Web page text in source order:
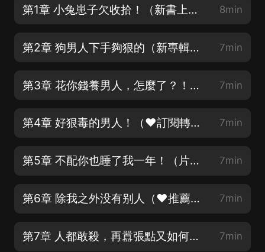
第1章 小兔崽子欠收拾！（新書上架，好劇推薦！） 8min
第2章 狗男人下手夠狠的（新專輯上線，求點讚訂閱評論） 7min
第3章 花你錢養男人，怎麼了？！（千重誤會萬層謎團，好劇推薦） 7min
第4章 好狠毒的男人！（❤訂閱轉發五星好評一條龍走起❤） 7min
第5章 不配你也睡了我一年！（片頭10秒片尾4秒可設置跳過） 7min
第6章 除我之外没有别人（❤推薦本劇大女主殺伐決斷，不聖母❤） 7min
第7章 人都敢殺，再囂張點又如何？（❤劇情曲折各種反轉，真情1V1❤） 7min